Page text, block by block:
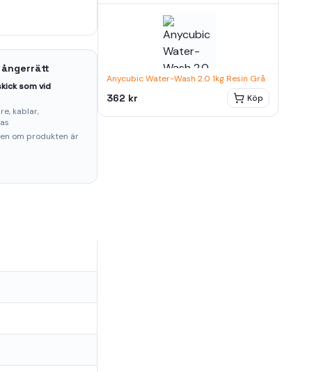
som vid
kablar,
om produkten är
Anycubic Water-Wash 2.0 1kg Resin Grå
362 kr Köp